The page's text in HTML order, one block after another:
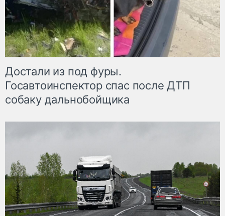
Достали из под фуры.
Госавтоинспектор спас после ДТП
собаку дальнобойщика